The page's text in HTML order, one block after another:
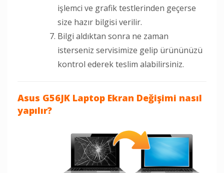
işlemci ve grafik testlerinden geçerse
size hazır bilgisi verilir.
Bilgi aldıktan sonra ne zaman
isterseniz servisimize gelip ürününüzü
kontrol ederek teslim alabilirsiniz.
Asus G56JK Laptop Ekran Değişimi nasıl
yapılır?